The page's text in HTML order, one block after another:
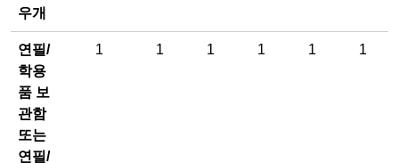
우개
연필/
학용
품 보
관함
또는
연필/
1 1 1 1 1 1